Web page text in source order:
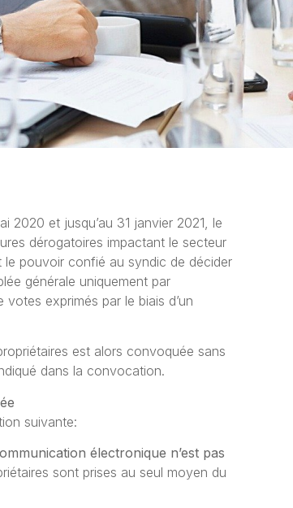
2020 et jusqu’au 31 janvier 2021, le
dérogatoires impactant le secteur
le pouvoir confié au syndic de décider
générale uniquement par
exprimés par le biais d’un
est alors convoquée sans
dans la convocation.
suivante:
électronique n’est pas
sont prises au seul moyen du